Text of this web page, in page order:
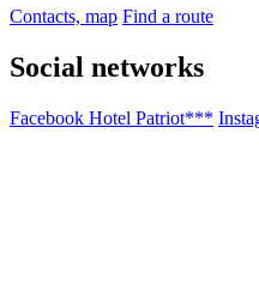
Contacts, map Find a route
Social networks
Facebook Hotel Patriot***